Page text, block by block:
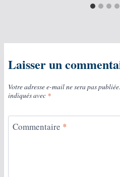
Laisser un
Votre adresse e-mail ne sera pas publiée.
indiqués avec *
Commentaire *